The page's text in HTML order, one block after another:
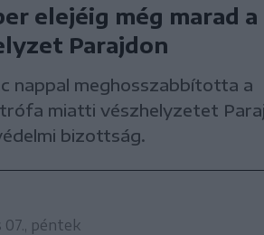
elejéig még marad a
Parajdon
nappal meghosszabbította a
miatti vészhelyzetet
bizottság.
07., péntek